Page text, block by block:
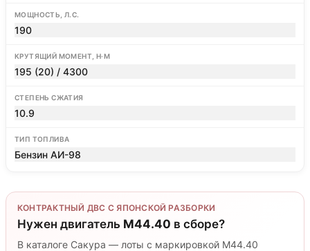
МОЩНОСТЬ, Л.С.
190
КРУТЯЩИЙ МОМЕНТ, Н·М
195 (20) / 4300
СТЕПЕНЬ СЖАТИЯ
10.9
ТИП ТОПЛИВА
Бензин АИ-98
КОНТРАКТНЫЙ ДВС С ЯПОНСКОЙ РАЗБОРКИ
Нужен двигатель M44.40 в сборе?
В каталоге Сакура — лоты с маркировкой M44.40